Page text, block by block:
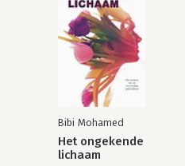
Bibi Mohamed
Het ongekende
lichaam